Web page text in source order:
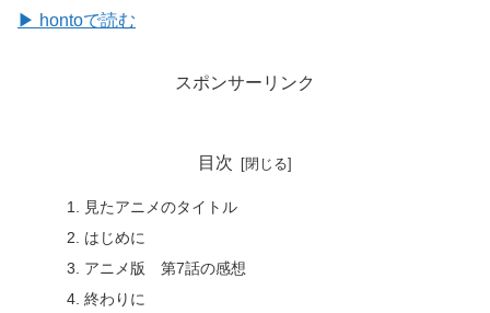
▶ hontoで読む
スポンサーリンク
目次
見たアニメのタイトル
はじめに
アニメ版 第7話の感想
終わりに